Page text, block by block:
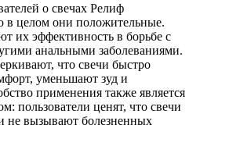
о свечах Релиф
в целом они положительные.
их эффективность в борьбе с
анальными заболеваниями.
что свечи быстро
уменьшают зуд и
применения также является
пользователи ценят, что свечи
не вызывают болезненных